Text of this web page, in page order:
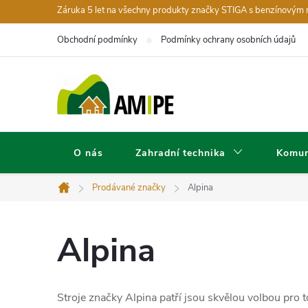
na
Záruka 5 let na všechny produkty značky STIGA s benzínovým
Obchodní podmínky Podmínky ochrany osobních údajů
O nás Zahradní technika
Domů
Prodávané značky Alpina
Alpina
Stroje značky Alpina patří jsou skvělou volbou pro